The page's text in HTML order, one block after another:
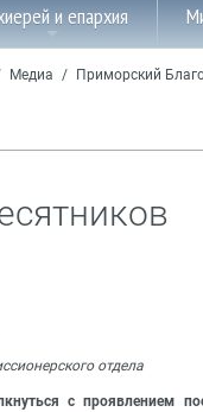
и епархия
Медиа / Приморский
отдела
с проявлением